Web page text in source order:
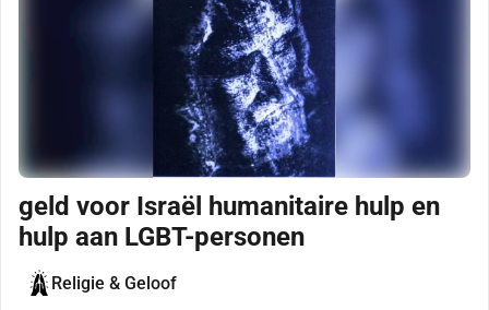
geld voor Israël humanitaire hulp en
hulp aan LGBT-personen
Religie & Geloof